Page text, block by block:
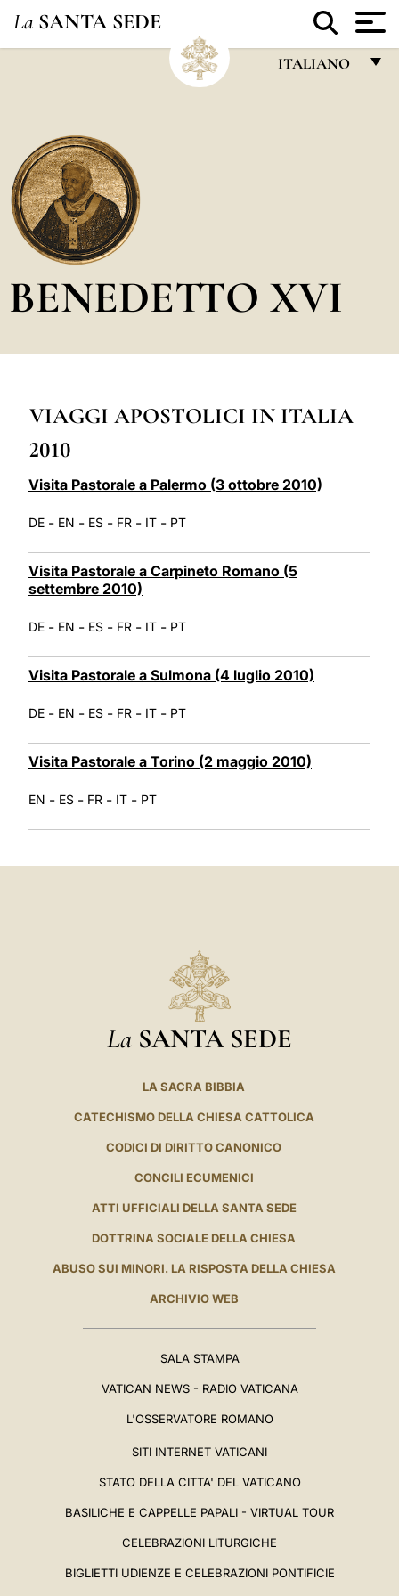
La SANTA SEDE
ITALIANO
POLSKI
العربيّة
LATINE
BENEDETTO XVI
VIAGGI APOSTOLICI IN ITALIA
2010
Visita Pastorale a Palermo (3 ottobre 2010)
DE - EN - ES - FR - IT - PT
Visita Pastorale a Carpineto Romano (5
settembre 2010)
DE - EN - ES - FR - IT - PT
Visita Pastorale a Sulmona (4 luglio 2010)
DE - EN - ES - FR - IT - PT
Visita Pastorale a Torino (2 maggio 2010)
EN - ES - FR - IT - PT
La SANTA SEDE
LA SACRA BIBBIA
CATECHISMO DELLA CHIESA CATTOLICA
CODICI DI DIRITTO CANONICO
CONCILI ECUMENICI
ATTI UFFICIALI DELLA SANTA SEDE
DOTTRINA SOCIALE DELLA CHIESA
ABUSO SUI MINORI. LA RISPOSTA DELLA CHIESA
ARCHIVIO WEB
SALA STAMPA
VATICAN NEWS - RADIO VATICANA
L'OSSERVATORE ROMANO
SITI INTERNET VATICANI
STATO DELLA CITTA' DEL VATICANO
BASILICHE E CAPPELLE PAPALI - VIRTUAL TOUR
CELEBRAZIONI LITURGICHE
BIGLIETTI UDIENZE E CELEBRAZIONI PONTIFICIE